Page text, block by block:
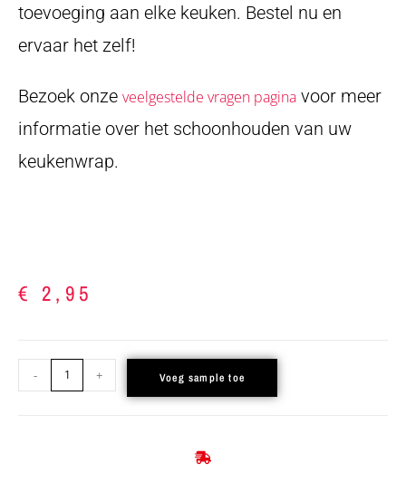
toevoeging aan elke keuken. Bestel nu en
ervaar het zelf!
Bezoek onze veelgestelde vragen pagina voor meer
informatie over het schoonhouden van uw
keukenwrap.
€ 2,95
- + Voeg sample toe